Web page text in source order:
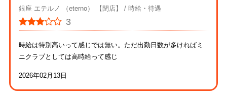
銀座 エテルノ （eterno） 【閉店】 時給・待遇
3
時給は特別高いって感じでは無い。ただ出勤日数が多ければミ
ニクラブとしては高時給って感じ
2026年02月13日